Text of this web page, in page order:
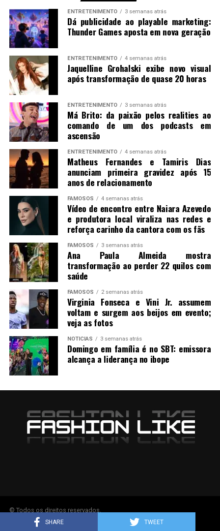
SHARE TWEET
ENTRETENIMENTO 3 semanas atrás
Dá publicidade ao playable marketing:
Thunder Games aposta em nova geração
ENTRETENIMENTO 4 semanas atrás
Jaquelline Grohalski exibe novo visual
após transformação de quase 20 horas
ENTRETENIMENTO 3 semanas atrás
Má Brito: da paixão pelos realities ao
comando de um dos podcasts em
ascensão
ENTRETENIMENTO 4 semanas atrás
Matheus Fernandes e Tamiris Dias
anunciam primeira gravidez após 15
anos de relacionamento
FAMOSOS 4 semanas atrás
Vídeo de encontro entre Naiara Azevedo
e produtora local viraliza nas redes e
reforça carinho da cantora com os fãs
FAMOSOS 3 semanas atrás
Ana Paula Almeida mostra
transformação ao perder 22 quilos com
saúde
FAMOSOS 2 semanas atrás
Virginia Fonseca e Vini Jr. assumem
voltam e surgem aos beijos em evento;
veja as fotos
NOTICIAS 3 semanas atrás
Domingo em família é no SBT: emissora
alcança a liderança no ibope
© Todos os direitos reservados.